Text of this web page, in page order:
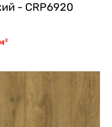
- CRP6920